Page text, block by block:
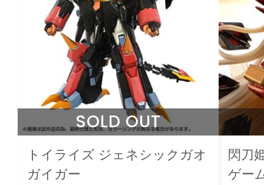
SOLD OUT
トイライズ ジェネシックガオ
ガイガー
閃刀
ゲー